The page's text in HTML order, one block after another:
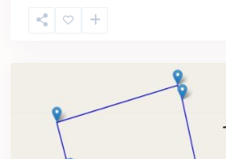
Carrillo